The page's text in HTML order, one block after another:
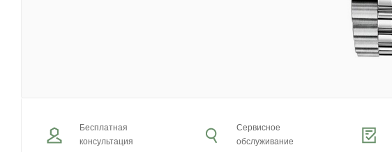
Бесплатная
консультация
Сервисное
обслуживание